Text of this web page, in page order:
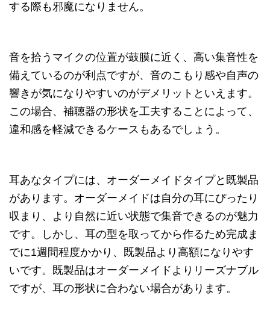
する際も邪魔になりません。
音を拾うマイクの位置が鼓膜に近く、高い集音性を
備えているのが利点ですが、音のこもり感や自声の
響きが気になりやすいのがデメリットといえます。
この場合、補聴器の形状を工夫することによって、
違和感を軽減できるケースもあるでしょう。
耳あなタイプには、オーダーメイドタイプと既製品
があります。オーダーメイドは自分の耳にぴったり
収まり、より自然に近い状態で集音できるのが魅力
です。しかし、耳の型を取ってから作るため完成ま
でに1週間程度かかり、既製品より高額になりやす
いです。既製品はオーダーメイドよりリーズナブル
ですが、耳の形状に合わない場合があります。